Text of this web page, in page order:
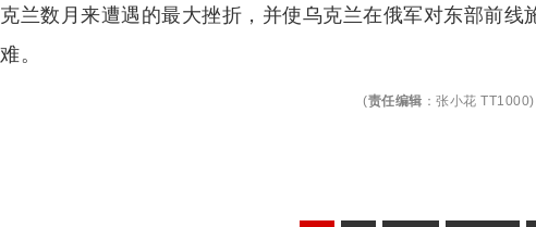
克兰数月来遭遇的最大挫折，并使乌克兰在俄军对东部前线
难。
(责任编辑 ：张小花 TT1000)